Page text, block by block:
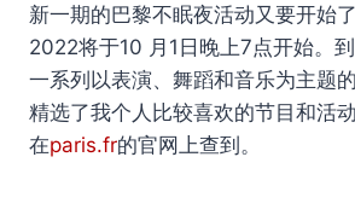
新一期的巴黎不眠夜活动又要开始
2022将于10 月1日晚上7点开始。
一系列以表演、舞蹈和音乐为主题
精选了我个人比较喜欢的节目和活
在paris.fr的官网上查到。